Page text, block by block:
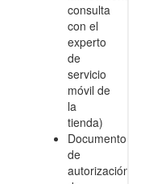
consulta
con el
experto
de
servicio
móvil de
la
tienda)
Documento
de
autorización